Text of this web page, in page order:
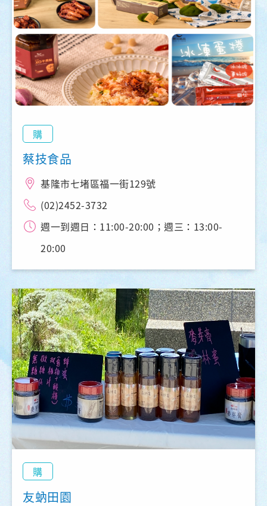
購
蔡技食品
基隆市七堵區福一街129號
(02)2452-3732
週一到週日：11:00-20:00；週三：13:00-
20:00
購
友蚋田園